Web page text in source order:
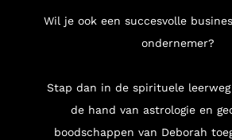
Wil je ook een succesvolle
ondernemer?
Stap dan in de spirituele
de hand van astrologie en
boodschappen van Deborah